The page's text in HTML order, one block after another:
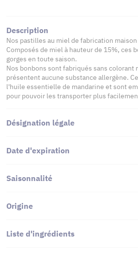
Description
Nos pastilles au miel de fabrication
​Composés de miel à hauteur de 15%, ces
gorges en toute saison.
​Nos bonbons sont fabriqués sans colorant
présentent aucune substance allergène.
l'huile essentielle de mandarine et sont
pour pouvoir les transporter plus
Désignation légale
Date d'expiration
Saisonnalité
Origine
Liste d'ingrédients